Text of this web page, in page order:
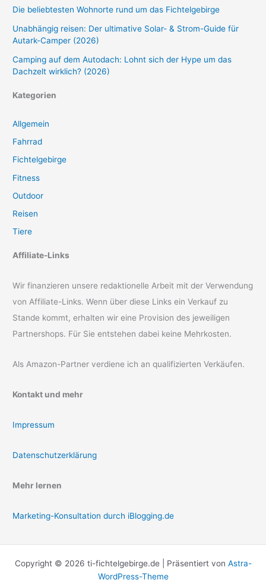
Die beliebtesten Wohnorte rund um das Fichtelgebirge
Unabhängig reisen: Der ultimative Solar- & Strom-Guide für
Autark-Camper (2026)
Camping auf dem Autodach: Lohnt sich der Hype um das
Dachzelt wirklich? (2026)
Kategorien
Allgemein
Fahrrad
Fichtelgebirge
Fitness
Outdoor
Reisen
Tiere
Affiliate-Links
Wir finanzieren unsere redaktionelle Arbeit mit der Verwendung
von Affiliate-Links. Wenn über diese Links ein Verkauf zu
Stande kommt, erhalten wir eine Provision des jeweiligen
Partnershops. Für Sie entstehen dabei keine Mehrkosten.
Als Amazon-Partner verdiene ich an qualifizierten Verkäufen.
Kontakt und mehr
Impressum
Datenschutzerklärung
Mehr lernen
Marketing-Konsultation durch iBlogging.de
Copyright © 2026 ti-fichtelgebirge.de | Präsentiert von Astra-
WordPress-Theme